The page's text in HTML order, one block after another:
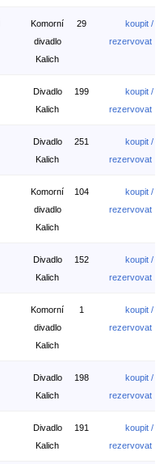
Komorní
divadlo
Kalich
29
koupit /
rezervovat
Divadlo
Kalich
199
koupit /
rezervovat
Divadlo
Kalich
251
koupit /
rezervovat
Komorní
divadlo
Kalich
104
koupit /
rezervovat
Divadlo
Kalich
152
koupit /
rezervovat
Komorní
divadlo
Kalich
1
koupit /
rezervovat
Divadlo
Kalich
198
koupit /
rezervovat
Divadlo
Kalich
191
koupit /
rezervovat